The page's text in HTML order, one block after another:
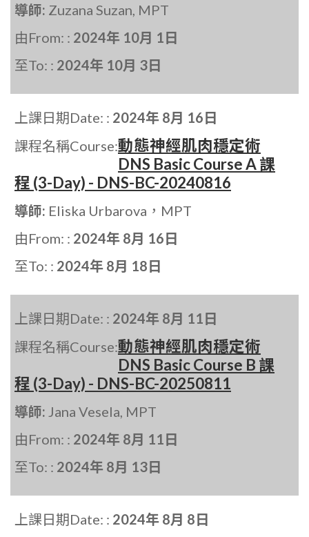
導師: Zuzana Suzan, MPT
由From: : 2024年 10月 1日
至To: : 2024年 10月 3日
上課日期Date: : 2024年 8月 16日
課程名稱Course:動態神經肌肉穩定術
DNS Basic Course A 課
程 (3-Day) - DNS-BC-20240816
導師: Eliska Urbarova，MPT
由From: : 2024年 8月 16日
至To: : 2024年 8月 18日
上課日期Date: : 2024年 8月 11日
課程名稱Course:動態神經肌肉穩定術
DNS Basic Course B 課
程 (3-Day) - DNS-BC-20250811
導師: Jana Vesela, MPT
由From: : 2024年 8月 11日
至To: : 2024年 8月 13日
上課日期Date: : 2024年 8月 8日